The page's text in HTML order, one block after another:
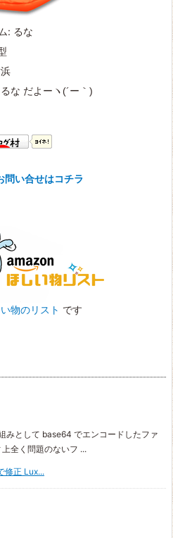
: るな
な だよー ヽ(´ー｀)
問い合せはコチラ
物のリスト です
みとして base64 でエンコードしたファ
全く問題のないフ ...
修正 Lux...